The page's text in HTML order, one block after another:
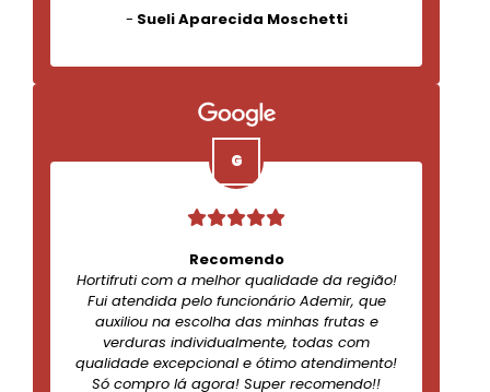
- Sueli Aparecida Moschetti
Recomendo
Hortifruti com a melhor qualidade da região!
Fui atendida pelo funcionário Ademir, que
auxiliou na escolha das minhas frutas e
verduras individualmente, todas com
qualidade excepcional e ótimo atendimento!
Só compro lá agora! Super recomendo!!